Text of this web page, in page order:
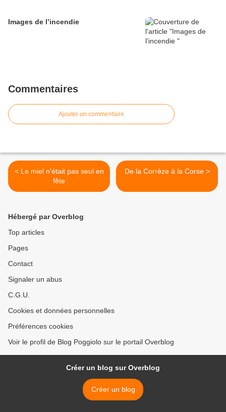
Images de l’incendie
Commentaires
Ajouter un commentaire
< Le miel n'était pas seul en
fête
De la Corrèze à la Corse >
Hébergé par Overblog
Top articles
Pages
Contact
Signaler un abus
C.G.U.
Cookies et données personnelles
Préférences cookies
Voir le profil de Blog Poggiolo sur le portail Overblog
Créer un blog sur Overblog
Créer un blog